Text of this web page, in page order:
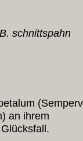
schnittspahn
an ihrem